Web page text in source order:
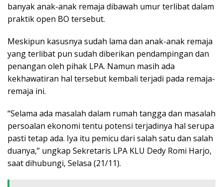
banyak anak-anak remaja dibawah umur terlibat dalam
praktik open BO tersebut.
Meskipun kasusnya sudah lama dan anak-anak remaja
yang terlibat pun sudah diberikan pendampingan dan
penangan oleh pihak LPA. Namun masih ada
kekhawatiran hal tersebut kembali terjadi pada remaja-
remaja ini.
“Selama ada masalah dalam rumah tangga dan masalah
persoalan ekonomi tentu potensi terjadinya hal serupa
pasti tetap ada. Iya itu pemicu dari salah satu dan salah
duanya,” ungkap Sekretaris LPA KLU Dedy Romi Harjo,
saat dihubungi, Selasa (21/11).